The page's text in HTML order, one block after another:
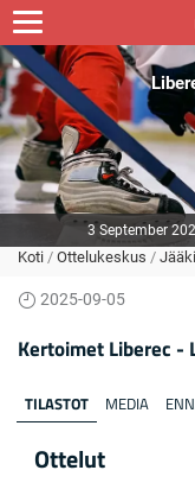
3 September
Koti / Ottelukeskus /
2025-09-05
Kertoimet Liberec -
TILASTOT MEDIA
Ottelut